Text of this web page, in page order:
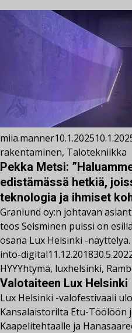
miia.manner10.1.2025
rakentaminen, Talotekniikka
Pekka Metsi:
edistämässä hetkiä,
teknologia ja ihmiset
Granlund oy:n johtavan
teos Seisminen pulssi on
osana Lux Helsinki -näyttelyä.
into-digital11.12.2018
HYYYhtymä, luxhelsinki,
Valotaiteen Lux Helsinki
Lux Helsinki -valofestivaali
Kansalaistorilta Etu-
Kaapelitehtaalle ja